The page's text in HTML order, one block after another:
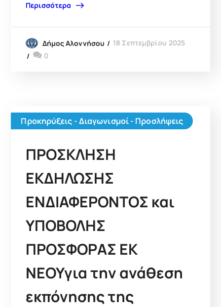
Περισσότερα
Δήμος Αλοννήσου
18 Σεπτεμβρίου 2025
0
Προκηρύξεις - Διαγωνισμοί - Προσλήψεις
ΠΡΟΣΚΛΗΣΗ
ΕΚΔΗΛΩΣΗΣ
ΕΝΔΙΑΦΕΡΟΝΤΟΣ και
ΥΠΟΒΟΛΗΣ
ΠΡΟΣΦΟΡΑΣ ΕΚ
ΝΕΟΥγια την ανάθεση
εκπόνησης της